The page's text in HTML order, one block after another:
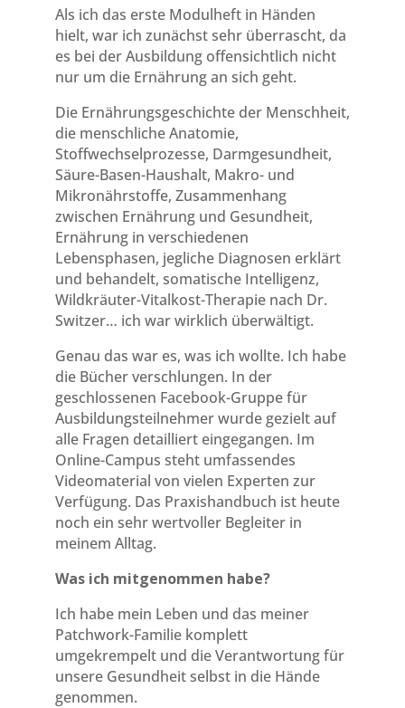
Als ich das erste Modulheft in Händen
hielt, war ich zunächst sehr überrascht, da
es bei der Ausbildung offensichtlich nicht
nur um die Ernährung an sich geht.
Die Ernährungsgeschichte der Menschheit,
die menschliche Anatomie,
Stoffwechselprozesse, Darmgesundheit,
Säure-Basen-Haushalt, Makro- und
Mikronährstoffe, Zusammenhang
zwischen Ernährung und Gesundheit,
Ernährung in verschiedenen
Lebensphasen, jegliche Diagnosen erklärt
und behandelt, somatische Intelligenz,
Wildkräuter-Vitalkost-Therapie nach Dr.
Switzer… ich war wirklich überwältigt.
Genau das war es, was ich wollte. Ich habe
die Bücher verschlungen. In der
geschlossenen Facebook-Gruppe für
Ausbildungsteilnehmer wurde gezielt auf
alle Fragen detailliert eingegangen. Im
Online-Campus steht umfassendes
Videomaterial von vielen Experten zur
Verfügung. Das Praxishandbuch ist heute
noch ein sehr wertvoller Begleiter in
meinem Alltag.
Was ich mitgenommen habe?
Ich habe mein Leben und das meiner
Patchwork-Familie komplett
umgekrempelt und die Verantwortung für
unsere Gesundheit selbst in die Hände
genommen.